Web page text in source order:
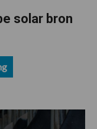
solar bron